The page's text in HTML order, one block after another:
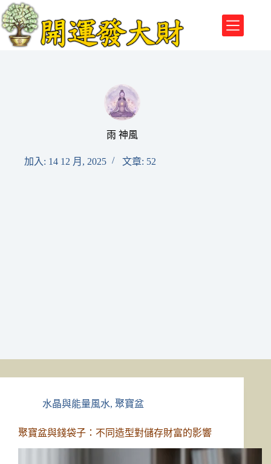
跳
至
主
雨 神風
加入: 14 12 月, 2025 文章: 52
水晶與能量風水, 聚寶盆
聚寶盆與錢袋子：不同造型對儲存財富的影響